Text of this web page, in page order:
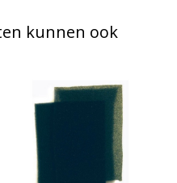
kunnen ook